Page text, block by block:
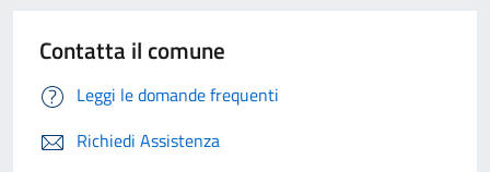
Contatta il comune
Leggi le domande frequenti
Richiedi Assistenza